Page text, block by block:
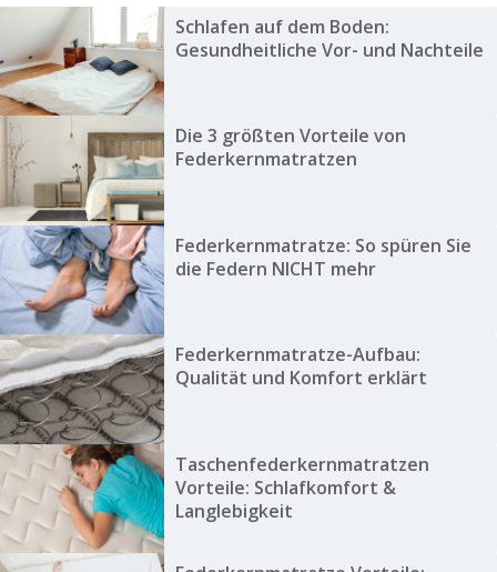
Schlafen auf dem Boden:
Gesundheitliche Vor- und Nachteile
Die 3 größten Vorteile von
Federkernmatratzen
Federkernmatratze: So spüren Sie
die Federn NICHT mehr
Federkernmatratze-Aufbau:
Qualität und Komfort erklärt
Taschenfederkernmatratzen
Vorteile: Schlafkomfort &
Langlebigkeit